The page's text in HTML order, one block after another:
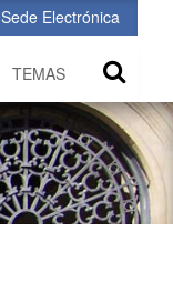
Sede Electrónica
TEMAS